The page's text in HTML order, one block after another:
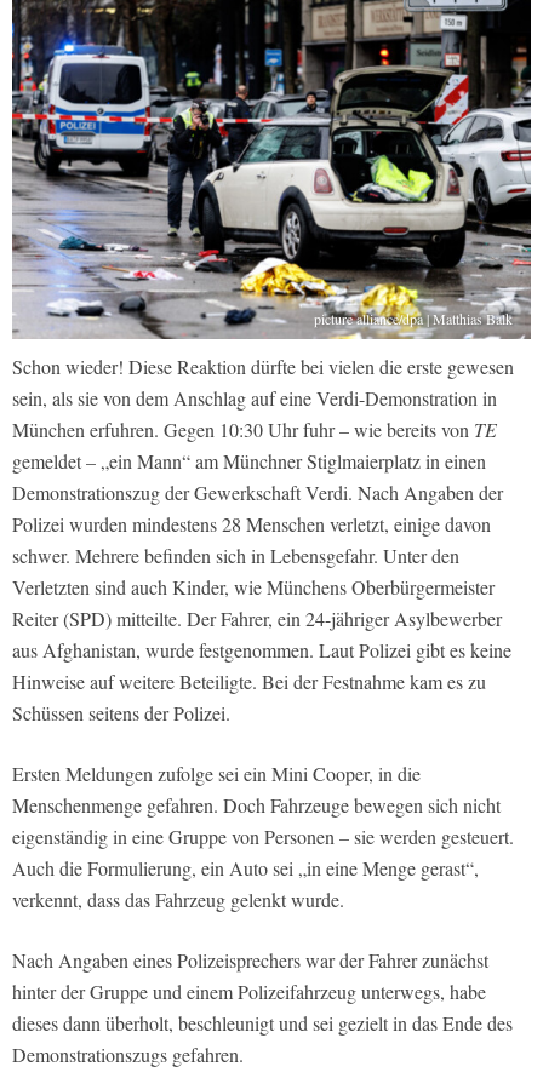
picture alliance/dpa | Matthias Balk
Schon wieder! Diese Reaktion dürfte bei vielen die erste gewesen
sein, als sie von dem Anschlag auf eine Verdi-Demonstration in
München erfuhren. Gegen 10:30 Uhr fuhr – wie bereits von TE
gemeldet – „ein Mann“ am Münchner Stiglmaierplatz in einen
Demonstrationszug der Gewerkschaft Verdi. Nach Angaben der
Polizei wurden mindestens 28 Menschen verletzt, einige davon
schwer. Mehrere befinden sich in Lebensgefahr. Unter den
Verletzten sind auch Kinder, wie Münchens Oberbürgermeister
Reiter (SPD) mitteilte. Der Fahrer, ein 24-jähriger Asylbewerber
aus Afghanistan, wurde festgenommen. Laut Polizei gibt es keine
Hinweise auf weitere Beteiligte. Bei der Festnahme kam es zu
Schüssen seitens der Polizei.
Ersten Meldungen zufolge sei ein Mini Cooper, in die
Menschenmenge gefahren. Doch Fahrzeuge bewegen sich nicht
eigenständig in eine Gruppe von Personen – sie werden gesteuert.
Auch die Formulierung, ein Auto sei „in eine Menge gerast“,
verkennt, dass das Fahrzeug gelenkt wurde.
Nach Angaben eines Polizeisprechers war der Fahrer zunächst
hinter der Gruppe und einem Polizeifahrzeug unterwegs, habe
dieses dann überholt, beschleunigt und sei gezielt in das Ende des
Demonstrationszugs gefahren.